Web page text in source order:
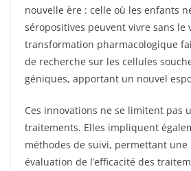
nouvelle ère : celle où les enfants
séropositives peuvent vivre sans le
transformation pharmacologique
de recherche sur les cellules
géniques, apportant un nouvel
Ces innovations ne se limitent pas
traitements. Elles impliquent
méthodes de suivi, permettant une
évaluation de l’efficacité des